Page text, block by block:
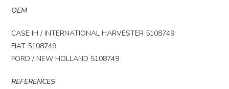
OEM
CASE IH / INTERNATIONAL HARVESTER 5108749
FIAT 5108749
FORD / NEW HOLLAND 5108749
REFERENCES